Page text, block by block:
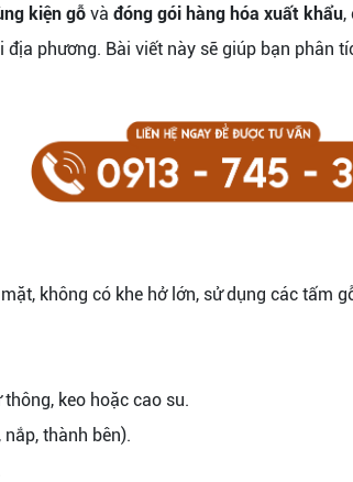
kiện gỗ và đóng gói hàng hóa xuất khẩu,
phương. Bài viết này sẽ giúp bạn phân
không có khe hở lớn, sử dụng các tấm
keo hoặc cao su.
thành bên).